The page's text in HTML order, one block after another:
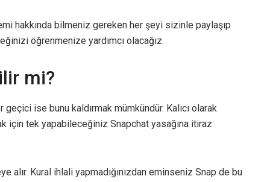
hakkında bilmeniz gereken her şeyi sizinle paylaşıp
öğrenmenize yardımcı olacağız.
mi?
ise bunu kaldırmak mümkündür. Kalıcı olarak
için tek yapabileceğiniz Snapchat yasağına itiraz
alır. Kural ihlali yapmadığınızdan eminseniz Snap de bu